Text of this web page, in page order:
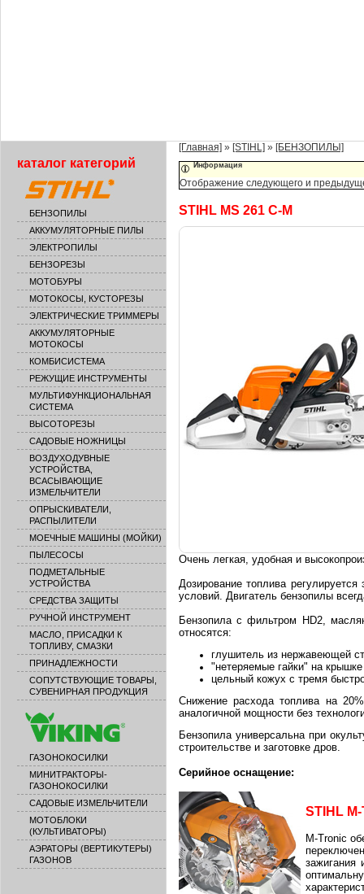
каталог категорий
БЕНЗОПИЛЫ
АККУМУЛЯТОРНЫЕ ПИЛЫ
ЭЛЕКТРОПИЛЫ
БЕНЗОРЕЗЫ
МОТОБУРЫ
МОТОКОСЫ, КУСТОРЕЗЫ
ЭЛЕКТРИЧЕСКИЕ ТРИММЕРЫ
АККУМУЛЯТОРНЫЕ
МОТОКОСЫ
КОМБИСИСТЕМА
РЕЖУЩИЕ ИНСТРУМЕНТЫ
МУЛЬТИФУНКЦИОНАЛЬНАЯ
СИСТЕМА
ВЫСОТОРЕЗЫ
САДОВЫЕ НОЖНИЦЫ
ВОЗДУХОДУВНЫЕ
УСТРОЙСТВА,
ВСАСЫВАЮЩИЕ
ИЗМЕЛЬЧИТЕЛИ
ОПРЫСКИВАТЕЛИ,
РАСПЫЛИТЕЛИ
МОЕЧНЫЕ МАШИНЫ (МОЙКИ)
ПЫЛЕСОСЫ
ПОДМЕТАЛЬНЫЕ
УСТРОЙСТВА
СРЕДСТВА ЗАЩИТЫ
РУЧНОЙ ИНСТРУМЕНТ
МАСЛО, ПРИСАДКИ К
ТОПЛИВУ, СМАЗКИ
ПРИНАДЛЕЖНОСТИ
СОПУТСТВУЮЩИЕ ТОВАРЫ,
СУВЕНИРНАЯ ПРОДУКЦИЯ
ГАЗОНОКОСИЛКИ
МИНИТРАКТОРЫ-
ГАЗОНОКОСИЛКИ
САДОВЫЕ ИЗМЕЛЬЧИТЕЛИ
МОТОБЛОКИ
(КУЛЬТИВАТОРЫ)
АЭРАТОРЫ (ВЕРТИКУТЕРЫ)
ГАЗОНОВ
[Главная] » [STIHL] » [БЕНЗОПИЛЫ]
Информация
Отображение следующего и
STIHL MS 261 C-M
Очень легкая, удобная и
Дозирование топлива
условий. Двигатель бензопилы
Бензопила с фильтром HD2,
относятся:
глушитель из нержавеющей
"нетеряемые гайки" на
цельный кожух с тремя
Снижение расхода топлива на
аналогичной мощности без
Бензопила универсальна при
строительстве и заготовке дров.
Серийное оснащение:
STIHL
M-Tronic
зажигания